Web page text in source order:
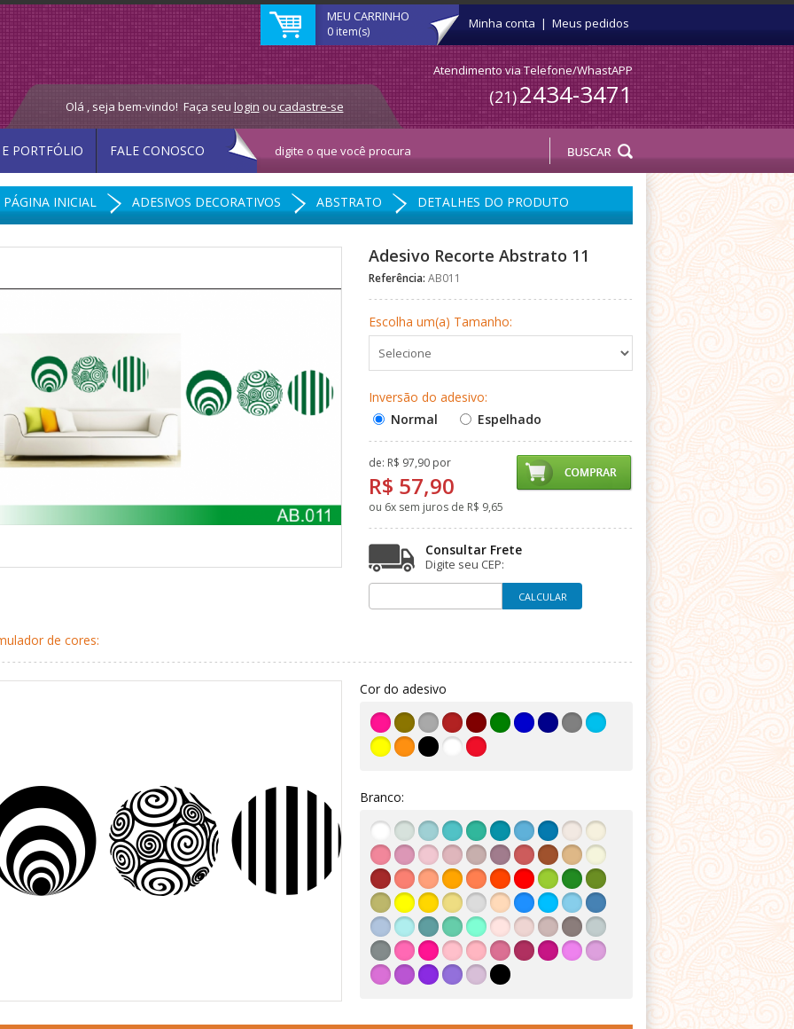
MEU CARRINHO
0 item(s)
Minha conta | Meus pedidos
Olá , seja bem-vindo! Faça seu login ou cadastre-se
Atendimento via Telefone/WhastAPP
(21)2434-3471
E PORTFÓLIO FALE CONOSCO
PÁGINA INICIAL ADESIVOS DECORATIVOS ABSTRATO DETALHES DO PRODUTO
Adesivo Recorte Abstrato 11
Referência: AB011
Escolha um(a) Tamanho:
Inversão do adesivo:
Normal
Espelhado
de: R$ 97,90 por
R$ 57,90
ou 6x sem juros de R$ 9,65
Consultar Frete
Digite seu CEP:
de cores:
Cor do adesivo
Branco: